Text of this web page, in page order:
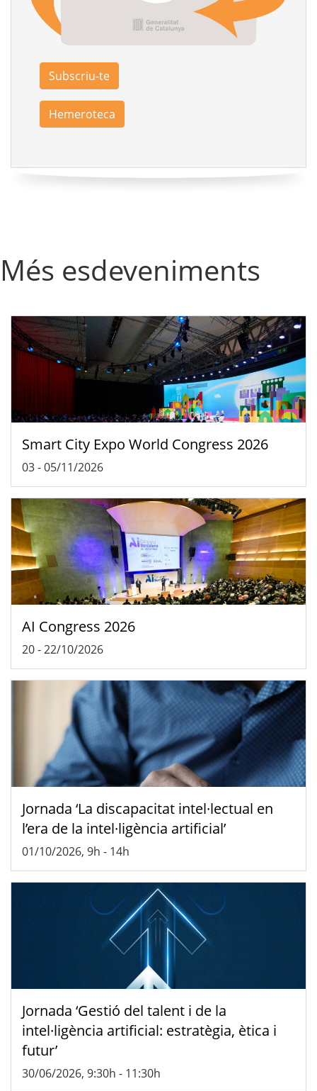
Subscriu-te
Hemeroteca
Més esdeveniments
Smart City Expo World Congress 2026
03-05/11/2026
AI Congress 2026
20-22/10/2026
Jornada ‘La discapacitat intel·lectual en
l’era de la intel·ligència artificial’
01/10/2026, 9h - 14h
Jornada ‘Gestió del talent i de la
intel·ligència artificial: estratègia, ètica i
futur’
30/06/2026, 9:30h - 11:30h